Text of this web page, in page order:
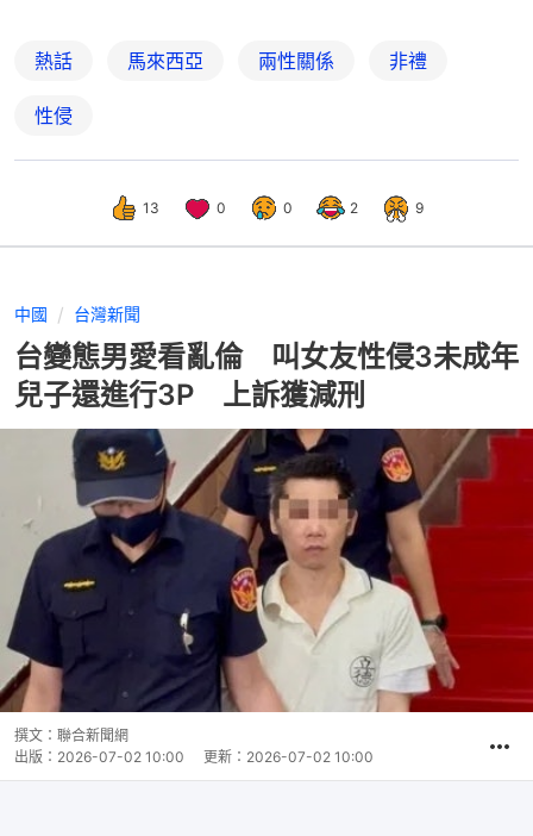
熱話 馬來西亞 兩性關係 非禮
性侵
13 0 0 2 9
中國 台灣新聞
台變態男愛看亂倫 叫女友性侵3未成年
兒子還進行3P 上訴獲減刑
撰文： 聯合新聞網
出版： 2026-07-02 10:00 更新： 2026-07-02 10:00